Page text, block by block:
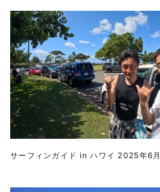
サーフィンガイド in ハワイ 2025年6